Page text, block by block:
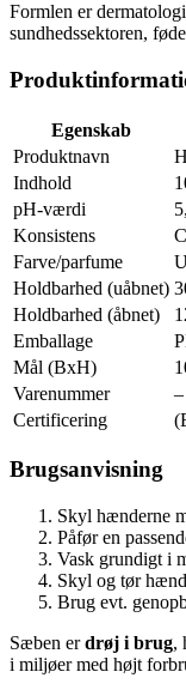
Formlen er
sundhedssektoren,
Egenskab
Produktnavn
Indhold
pH-værdi
Konsistens
Farve/parfume
Holdbarhed (uåbnet)
Holdbarhed (åbnet)
Emballage
Mål (BxH)
Varenummer
–
Certificering
Brugsanvisning
Skyl hænderne
Påfør en
Vask grundigt i
Skyl og tør
Brug evt.
Sæben erdrøj i brug,
i miljøer med højt